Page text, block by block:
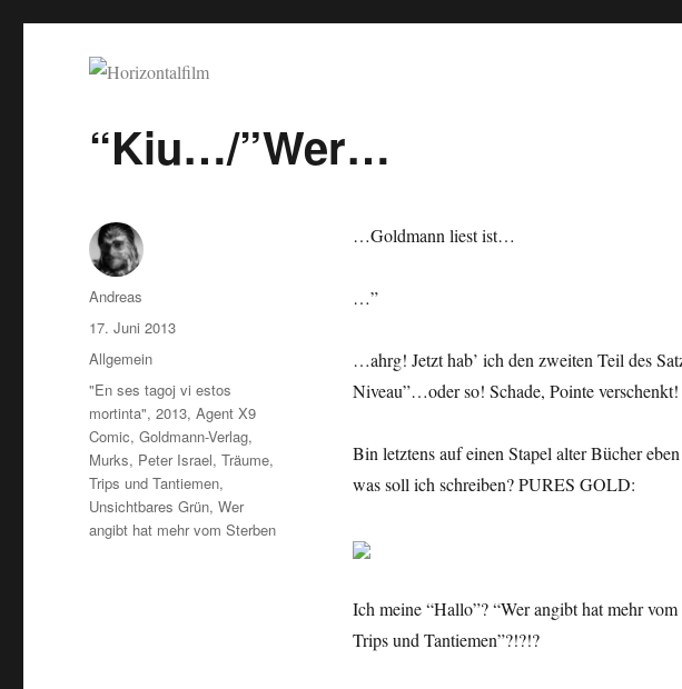
“Kiu…/”Wer…
…Goldmann liest ist…
…”
…ahrg! Jetzt hab’ ich den zweiten Teil des
Niveau”…oder so! Schade, Pointe verschenkt!
Bin letztens auf einen Stapel alter Bücher
was soll ich schreiben? PURES GOLD:
Ich meine “Hallo”? “Wer angibt hat mehr
Trips und Tantiemen”?!?!?
Autor
Andreas
Veröffentlicht
am
17. Juni 2013
Kategorien
Allgemein
Schlagwörter
"En ses tagoj vi estos
mortinta",2013,Agent X9
Comic,Goldmann-Verlag,
Murks, Peter Israel,Träume,
Trips und Tantiemen,
Unsichtbares Grün,Wer
angibt hat mehr vom Sterben